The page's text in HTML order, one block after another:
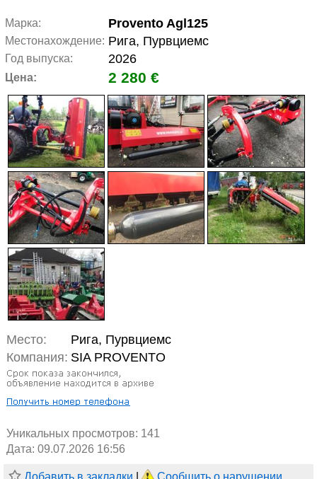
Марка: Provento Agl125
Местонахождение: Рига, Пурвциемс
Год выпуска: 2026
Цена: 2 280 €
Место:
Рига, Пурвциемс
Компания: SIA PROVENTO
Уникальных просмотров: 141
Дата: 09.07.2026 16:56
Добавить в закладки Сообщить о нарушении